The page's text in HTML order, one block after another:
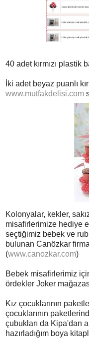
40 adet kırmızı plastik
İki adet beyaz puanlı
www.mutfakdelisi.com
Kolonyalar, kekler,
misafirlerimize hediye
seçtiğimiz bebek ve
bulunan Canözkar
(www.canozkar.com)
Bebek misafirlerimiz
ördekler Joker
Kız çocuklarının
çocuklarının
çubukları da Kipa'dan
hazırladığım boya